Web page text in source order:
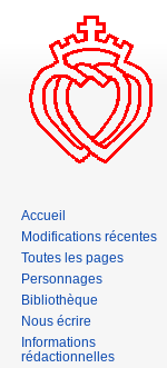
Accueil
Modifications récentes
Toutes les pages
Personnages
Bibliothèque
Nous écrire
Informations
rédactionnelles